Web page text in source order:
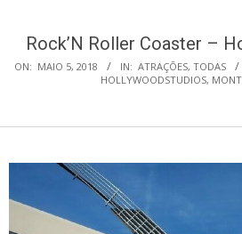
Rock’N Roller Coaster –
ON: MAIO 5, 2018 IN: ATRAÇÕES, TODAS
HOLLYWOODSTUDIOS,